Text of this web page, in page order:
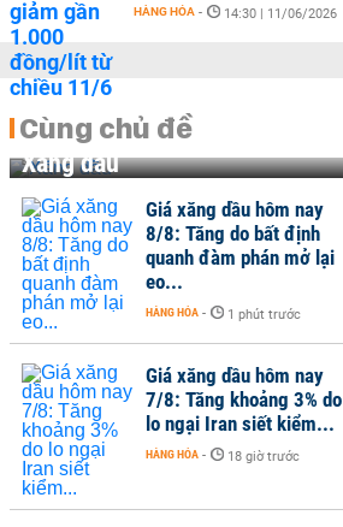
HÀNG HÓA - 14:30 | 11/06/2026
Cùng chủ đề
Xăng dầu
Giá xăng dầu hôm nay
8/8: Tăng do bất định
quanh đàm phán mở lại
eo...
HÀNG HÓA - 1 phút trước
Giá xăng dầu hôm nay
7/8: Tăng khoảng 3% do
lo ngại Iran siết kiểm...
HÀNG HÓA - 18 giờ trước